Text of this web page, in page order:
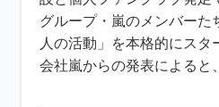
グループ・嵐のメンバーた
人の活動」を本格的にス
会社嵐からの発表による